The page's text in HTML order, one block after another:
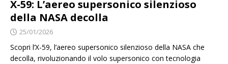
X-59: L’aereo supersonico silenzioso
della NASA decolla
25/01/2026
Scopri l’X-59, l’aereo supersonico silenzioso della NASA che
decolla, rivoluzionando il volo supersonico con tecnologia